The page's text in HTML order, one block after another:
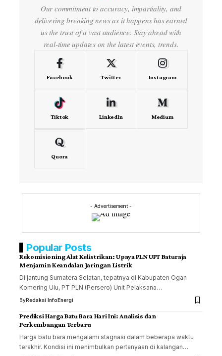
Our commitment to accuracy, impartiality, and
delivering breaking news as it happens has earned
us the trust of a vast audience. Stay ahead with
real-time updates on the latest events, trends.
Facebook Twitter Instagram
Tiktok LinkedIn Medium
Quora
- Advertisement -
Popular Posts
Rekomisioning Alat Kelistrikan: Upaya PLN UPT Baturaja
Menjamin Keandalan Jaringan Listrik
Di jantung Sumatera Selatan, tepatnya di Kabupaten Ogan
Komering Ulu, PT PLN (Persero) Unit Pelaksana…
ByRedaksi InfoEnergi
Prediksi Harga Batu Bara Hari Ini: Analisis dan
Perkembangan Terbaru
Harga batu bara mengalami stagnasi dalam beberapa waktu
terakhir. Kondisi ini menimbulkan pertanyaan di kalangan…